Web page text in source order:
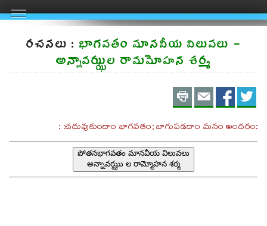
రచనలు : భాగవతం మానవీయ విలువలు -
అన్నావఝ్ఝల రామమోహన శర్మ
PrintEmail
onon
: :చదువుకుందాం భాగవతం; బాగుపడదాం మనం అందరం: :
పోతనభాగవతం మానవీయ విలువలు
అన్నావఝ్ఝు ల రామ్మోహన శర్మ